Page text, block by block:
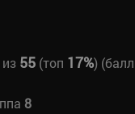
55(топ 17%)
8